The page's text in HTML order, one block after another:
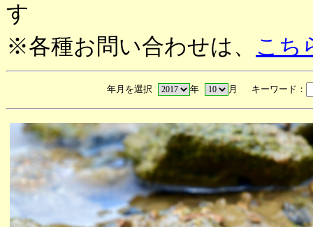
す
※各種お問い合わせは、 こち
年月を選択 年 月 キーワード：